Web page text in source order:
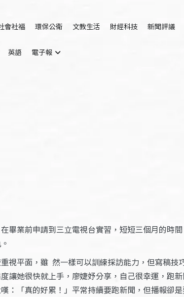
會社福 環保公衛 文教生活 財經科技 新聞評議
英語 電子報
畢業前申請到三立電視台實習，短短三個月的時
視平面，雖 然一樣可以訓練採訪能力，但寫稿技
她很快就上手，廖婕妤分享，自己很幸運，跑
：「真的好累！」平常持續要跑新聞，但播報卻